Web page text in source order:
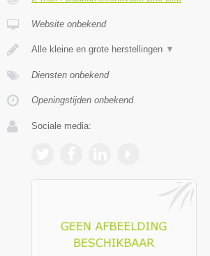
Website onbekend
Alle kleine en grote herstellingen ▼
Diensten onbekend
Openingstijden onbekend
Sociale media: